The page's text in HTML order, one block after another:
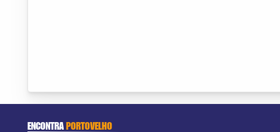
ENCONTRAPORTOVELHO